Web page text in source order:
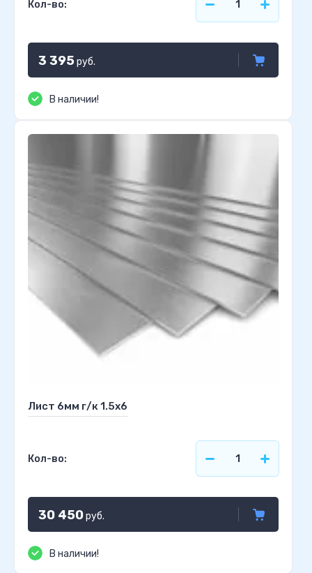
Кол-во:
3 395руб.
В наличии!
Лист 6мм г/к 1.5х6
Кол-во:
30 450руб.
В наличии!